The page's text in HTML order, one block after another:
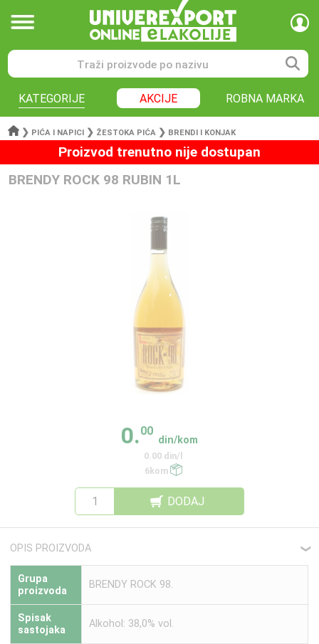
KATEGORIJE AKCIJE ROBNA MARKA
❯ PIĆA I NAPICI ❯ ŽESTOKA PIĆA ❯ BRENDI I KONJAK
Proizvod trenutno nije dostupan
BRENDY ROCK 98 RUBIN 1L
0.00
din/kom
0.00 din/l
6kom
DODAJ
OPIS PROIZVODA ❮
Grupa
proizvoda
BRENDY ROCK 98.
Spisak
sastojaka
Alkohol: 38,0% vol.